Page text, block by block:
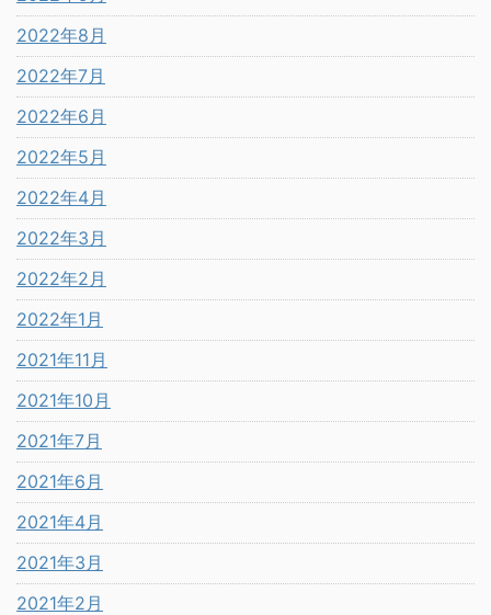
2022年8月
2022年7月
2022年6月
2022年5月
2022年4月
2022年3月
2022年2月
2022年1月
2021年11月
2021年10月
2021年7月
2021年6月
2021年4月
2021年3月
2021年2月